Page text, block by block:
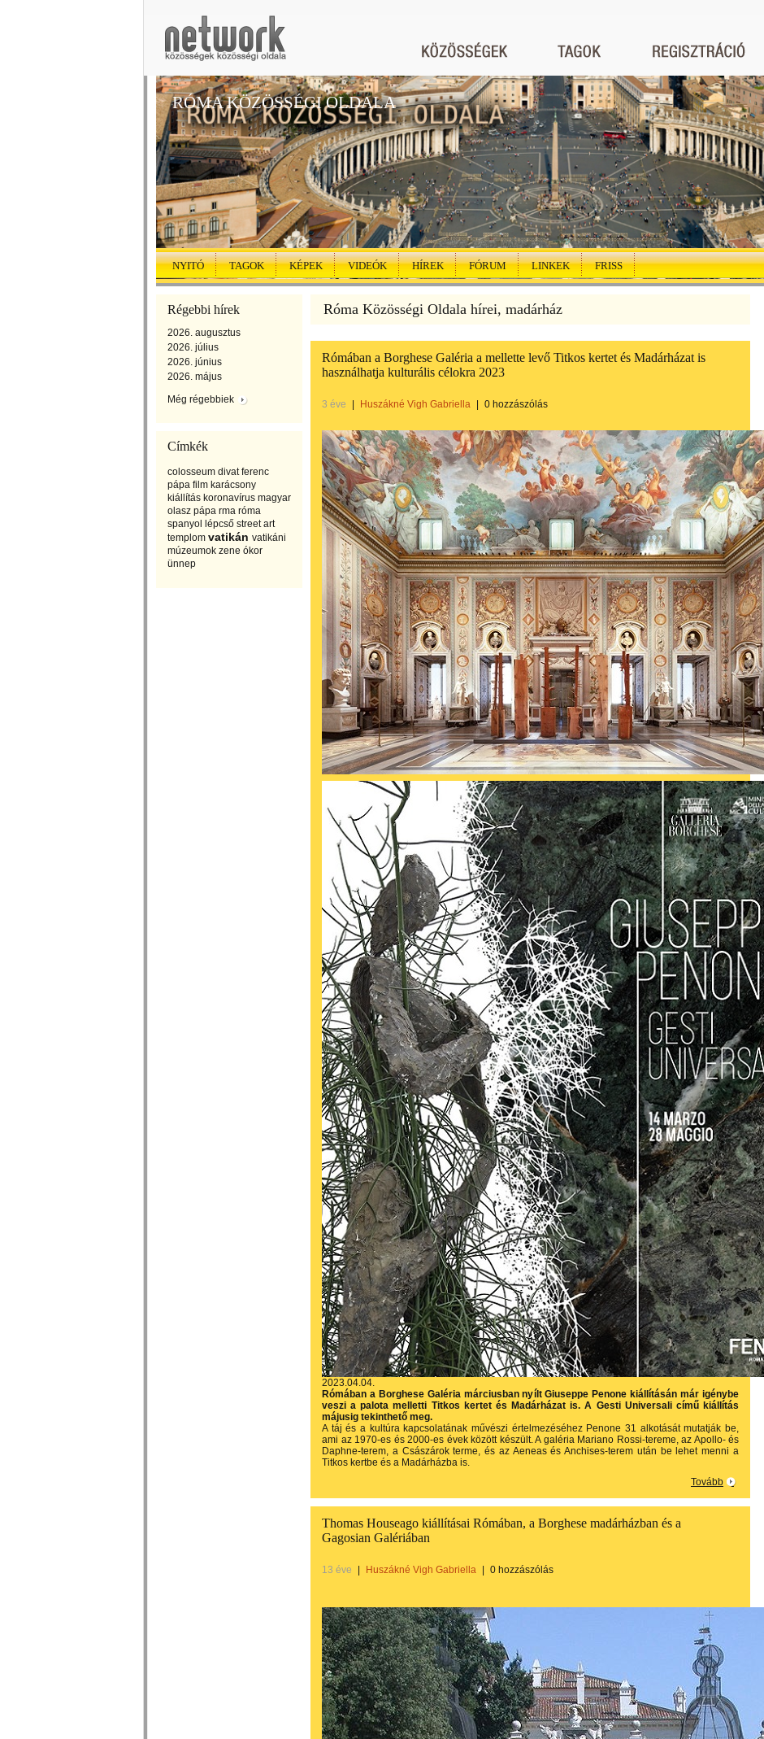
RÓMA KÖZÖSSÉGI OLDALA
NYITÓ TAGOK KÉPEK VIDEÓK HÍREK FÓRUM LINKEK FRISS
Régebbi hírek
2026. augusztus
2026. július
2026. június
2026. május
Még régebbiek
Címkék
colosseum divat ferenc
pápa film karácsony
kiállítás koronavírus magyar
olasz pápa rma róma
spanyol lépcső street art
templom vatikán vatikáni
múzeumok zene ókor
ünnep
Róma Közösségi Oldala hírei, madárház
Rómában a Borghese Galéria a mellette levő Titkos kertet és Madárházat is
használhatja kulturális célokra 2023
3 éve Huszákné Vigh Gabriella 0 hozzászólás
2023.04.04.
Rómában a Borghese Galéria márciusban nyílt Giuseppe Penone kiállításán már igénybe
veszi a palota melletti Titkos kertet és Madárházat is. A Gesti Universali című kiállítás
májusig tekinthető meg.
A táj és a kultúra kapcsolatának művészi értelmezéséhez Penone 31 alkotását mutatják be,
ami az 1970-es és 2000-es évek között készült. A galéria Mariano Rossi-tereme, az Apollo- és
Daphne-terem, a Császárok terme, és az Aeneas és Anchises-terem után be lehet menni a
Titkos kertbe és a Madárházba is.
Tovább
Thomas Houseago kiállításai Rómában, a Borghese madárházban és a
Gagosian Galériában
13 éve Huszákné Vigh Gabriella 0 hozzászólás